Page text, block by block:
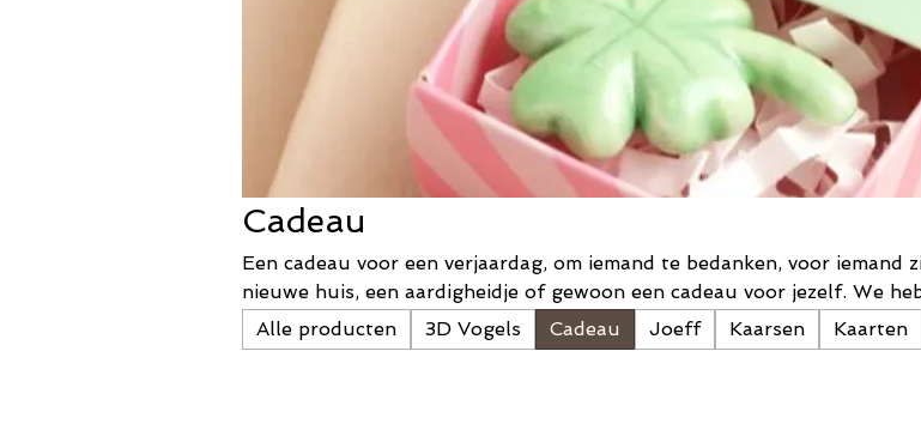
Cadeau
Een cadeau voor een verjaardag, om iemand te bedanken, voor iemand
nieuwe huis, een aardigheidje of gewoon een cadeau voor jezelf. We
items voor je geselecteerd om cadeau te doen!
Alle producten 3D Vogels Cadeau Joeff Kaarsen Kaarten